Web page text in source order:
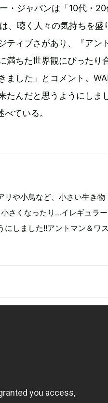
・ジャパンは「10代・20
、聴く人々の気持ちを盛
ティブさがあり、『アン
満ちた世界観にぴったり
ました」とコメント。
たんだと思うようにしま
ている。
リや小鳥など、小さい生き物
さくなったり…イレギュラー
にしました!!アントマン＆ワス